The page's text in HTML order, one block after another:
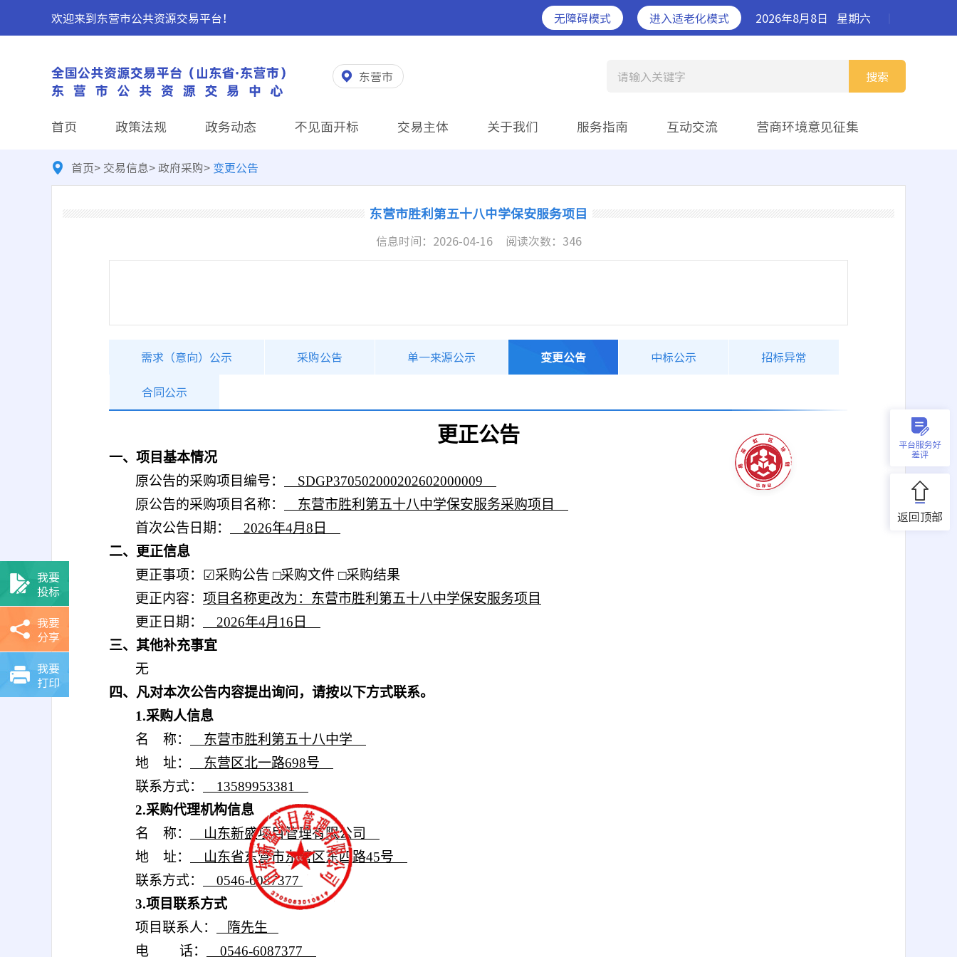
欢迎来到东营市公共资源交易平台！ 无障碍模式 进入适老化模式 2026年8月8日 星期六
东营市 搜索
请输入关键字
首页 政策法规 政务动态 不见面开标 交易主体 关于我们 服务指南 互动交流 营商环境意见征集
平台服务好
差评
返回顶部
首页> 交易信息>政府采购> 变更公告
东营市胜利第五十八中学保安服务项目
信息时间： 2026-04-16 阅读次数： 346
需求（意向）公示 采购公告 单一来源公示 变更公告 中标公示 招标异常
合同公示
更正公告
一、项目基本情况
原公告的采购项目编号：
SDGP370502000202602000009
原公告的采购项目名称：
东营市胜利第五十八中学保安服务采购项目
首次公告日期：
2026年4月8 日
二、更正信息
更正事项： ☑采购公告 □采购文件 □采购结果
更正内容： 项目名称更改为：东营市胜利第五十八中学保安服务项目
更正日期：
2026年4月 16 日
三、 其他补充事宜
无
四、凡对本次公告内容提出询问，请按以下方式联系。
1.采购人信息
名
称：
东营市胜利第五十八中学
地
址： 东营区北一路698号
联系方式：
13589953381
2.采购代理机构信息
名
称：
山东新盛项目管理有限公司
地
址： 山东省东营市东营区东四路45号
联系方式：
0546-6087377
3.项目联系方式
项目联系人：
隋先生
电
话： 0546-6087377
我要
投标
我要
分享
我要
打印